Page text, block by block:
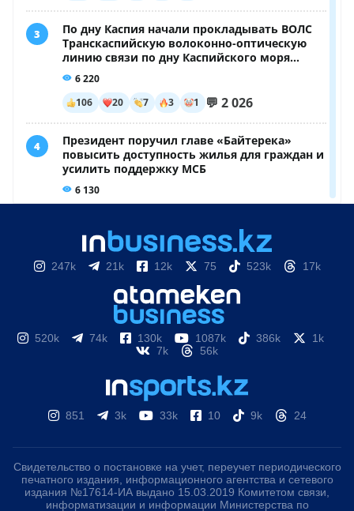
247k 21k 12k 75 523k 17k
520k 74k 130k 1087k 386k
1k
7k
56k
851 3k 33k 10 9k 24
Свидетельство о постановке на учет, переучет периодического
печатного издания, информационного агентства и сетевого
издания №17614-ИА выдано 15.03.2019 Комитетом связи,
информатизации и информации Министерства по